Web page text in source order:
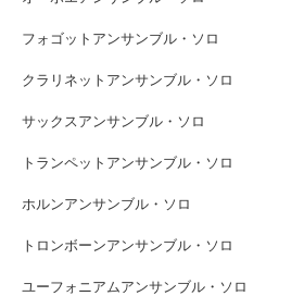
フォゴットアンサンブル・ソロ
クラリネットアンサンブル・ソロ
サックスアンサンブル・ソロ
トランペットアンサンブル・ソロ
ホルンアンサンブル・ソロ
トロンボーンアンサンブル・ソロ
ユーフォニアムアンサンブル・ソロ